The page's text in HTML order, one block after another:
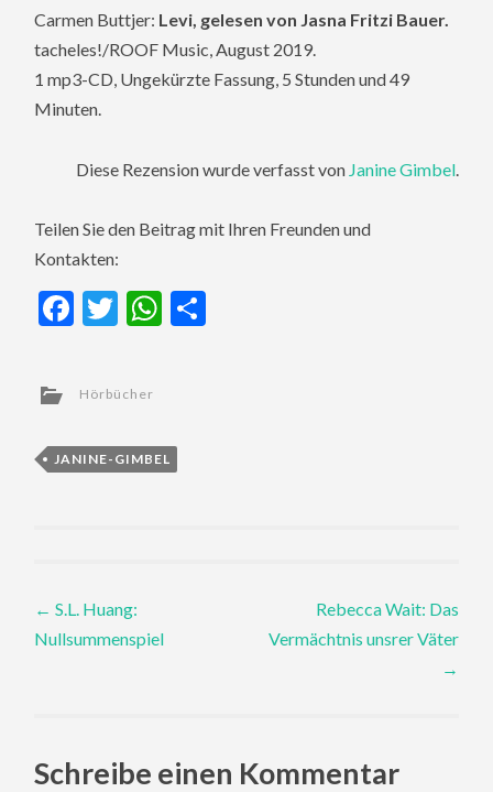
Carmen Buttjer: Levi, gelesen von Jasna Fritzi Bauer.
tacheles!/ROOF Music, August 2019.
1 mp3-CD, Ungekürzte Fassung, 5 Stunden und 49
Minuten.
Diese Rezension wurde verfasst von Janine Gimbel.
Teilen Sie den Beitrag mit Ihren Freunden und
Kontakten:
Facebook
TwitterWhatsApp
Hörbücher
JANINE-GIMBEL
Post
navigation
← S.L. Huang:
Nullsummenspiel
Rebecca Wait: Das
Vermächtnis unsrer Väter
→
Schreibe einen Kommentar